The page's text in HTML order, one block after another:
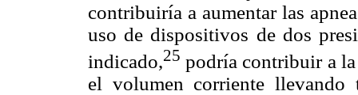
contribuiría a aumentar las
uso de dispositivos de dos
indicado,25 podría contribuir a la
el volumen corriente llevando